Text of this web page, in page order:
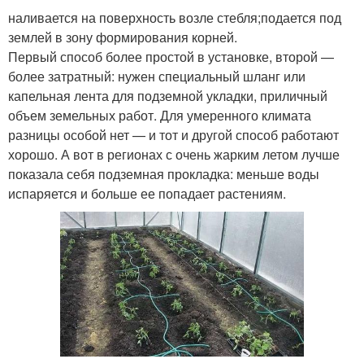
наливается на поверхность возле стебля;подается под
землей в зону формирования корней.
Первый способ более простой в установке, второй —
более затратный: нужен специальный шланг или
капельная лента для подземной укладки, приличный
объем земельных работ. Для умеренного климата
разницы особой нет — и тот и другой способ работают
хорошо. А вот в регионах с очень жарким летом лучше
показала себя подземная прокладка: меньше воды
испаряется и больше ее попадает растениям.